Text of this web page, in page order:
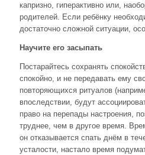
капризно, гиперактивно или,
родителей. Если ребёнку
достаточно сложной ситуации,
Научите его засыпать
Постарайтесь сохранять
спокойно, и не передавать ему
повторяющихся ритуалов
впоследствии, будут
право на перепады настроения,
труднее, чем в другое время.
он отказывается спать днём в
усталости, настало время